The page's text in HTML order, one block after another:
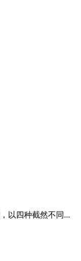
以四种截然不同...